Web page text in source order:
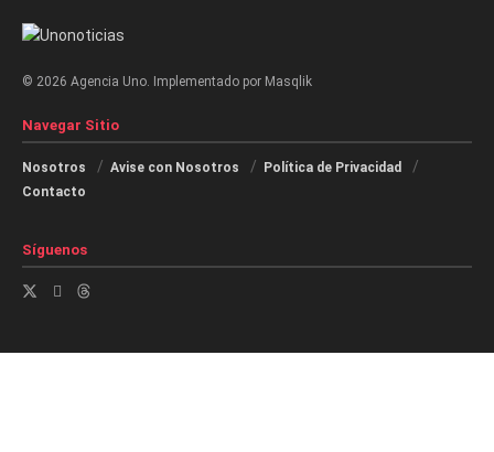
© 2026 Agencia Uno. Implementado por Masqlik
Navegar Sitio
Nosotros Avise con Nosotros
Política de Privacidad
Contacto
Síguenos